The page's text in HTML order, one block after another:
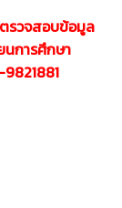
รวจสอบข้อมูล
นการศึกษา